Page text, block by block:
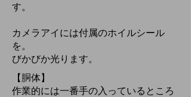
す。
カメラアイには付属のホイルシール
を。
びかびか光ります。
【胴体】
作業的には一番手の入っているところ